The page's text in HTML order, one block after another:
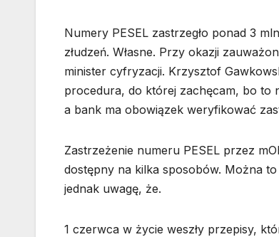
Numery PESEL zastrzegło ponad 3
złudzeń. Własne. Przy okazji
minister cyfryzacji. Krzysztof
procedura, do której zachęcam, bo to
a bank ma obowiązek weryfikować
Zastrzeżenie numeru PESEL przez
dostępny na kilka sposobów. Można
jednak uwagę, że.
1 czerwca w życie weszły przepisy,